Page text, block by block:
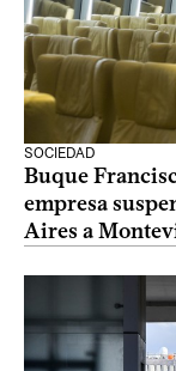
SOCIEDAD
Buque
empresa
Aires a